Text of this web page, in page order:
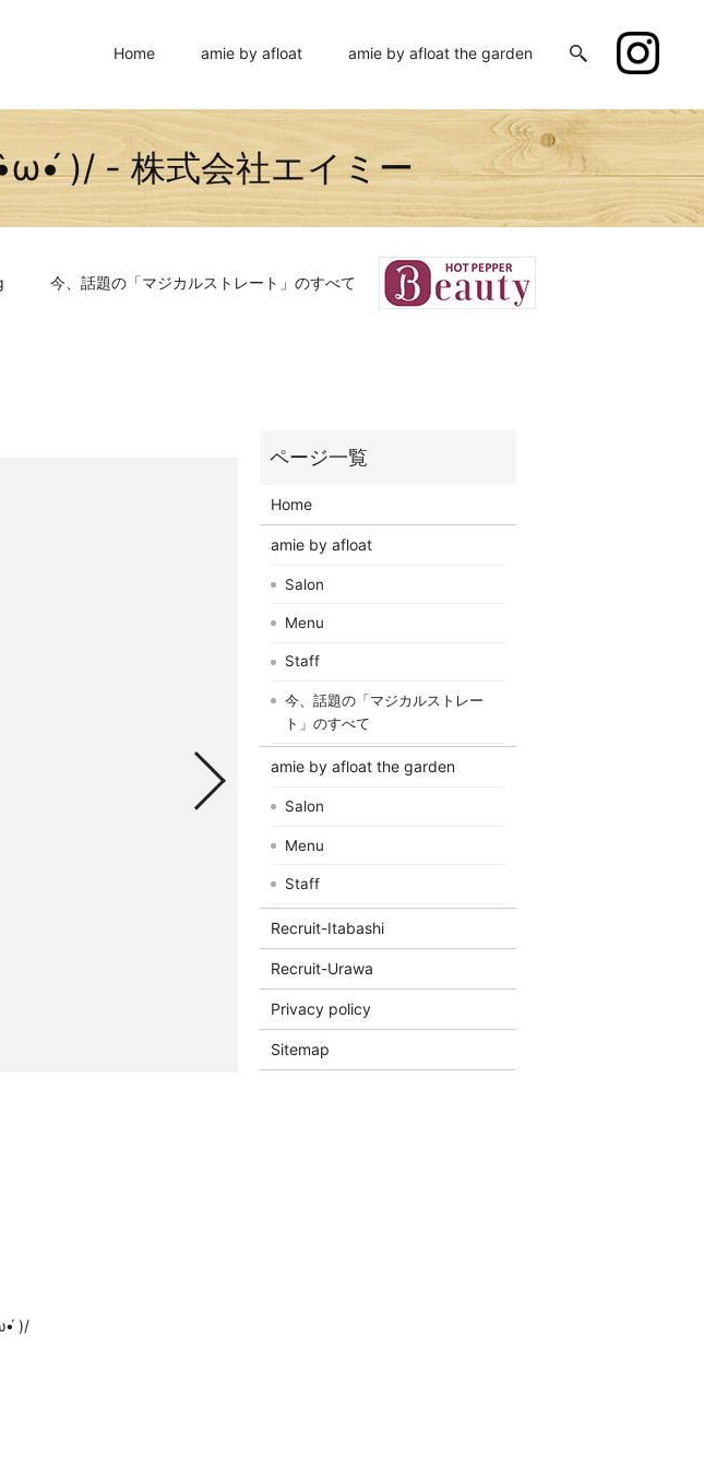
Home amie by afloat amie by afloat the garden
今、話題の「マジカルストレート」のすべて
)/ - 株式会社エイミー
)/
Home
amie by afloat
Salon
Menu
Staff
今、話題の「マジカルストレー
ト」のすべて
amie by afloat the garden
Salon
Menu
Staff
Recruit-Itabashi
Recruit-Urawa
Privacy policy
Sitemap